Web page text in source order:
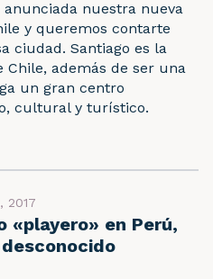
anunciada nuestra nueva
y queremos contarte
ciudad. Santiago es la
Chile, además de ser una
un gran centro
cultural y turístico.
2017
«playero» en Perú,